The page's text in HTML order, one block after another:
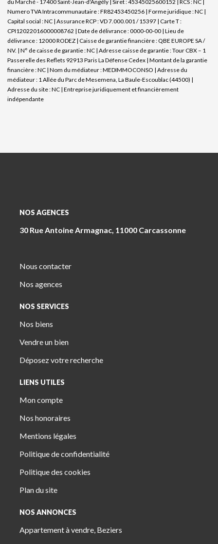
du Marché - 17400 Saint-Jean-d'Angély | Siret : 45345025600152 | RCS : NC |
Numero TVA Intracommunautaire : FR82453450256 | Forme juridique : NC |
Capital social : NC | Assurance RCP : VD 7.000.001 / 15397 | Carte T :
CPI12022016000008762 | Date de délivrance : 0000-00-00 | Lieu de
délivrance : 12000 RODEZ | Caisse de garantie financière : QBE EUROPE SA /
NV. | N° de caisse de garantie : NC | Adresse caisse de garantie : Tour CBX – 1
Passerelle des Reflets 92913 Paris La Défense Cedex | Montant de la garantie
financière : NC | Nom du médiateur : MEDIMMOCONSO | Adresse du
médiateur : 1 Allée du Parc de Mesemena, La Baule-Escoublac (44500) |
Adresse du site : NC | Entreprise juridiquement et financièrement
indépendante
NOS AGENCES
30 Rue Antoine Armagnac, 11000 Carcassonne
Nous contacter
Nos agences
NOS SERVICES
Nos biens
Vendre un bien
Déposez votre recherche
LIENS UTILES
Mon compte
Nos honoraires
Mentions légales
Politique de confidentialité
Politique des cookies
Plan du site
NOS ANNONCES
Appartement à vendre, Beziers